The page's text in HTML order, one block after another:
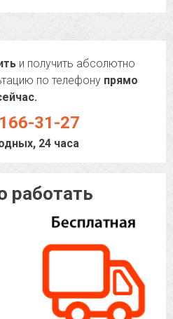
и получить абсолютно
по телефону прямо
31-27
24 часа
работать